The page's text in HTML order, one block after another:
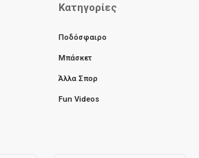
Κατηγορίες
Ποδόσφαιρο
Μπάσκετ
Άλλα Σπορ
Fun Videos